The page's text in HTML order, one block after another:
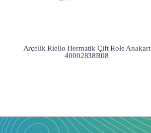
Arçelik Riello Hermatik Çift Role Anakart
40002838R08